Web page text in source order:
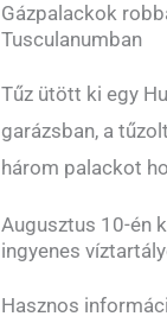
Gázpalackok
Tusculanumban
Tűz ütött ki egy
garázsban, a
három palackot
Augusztus 10-én
ingyenes
Hasznos